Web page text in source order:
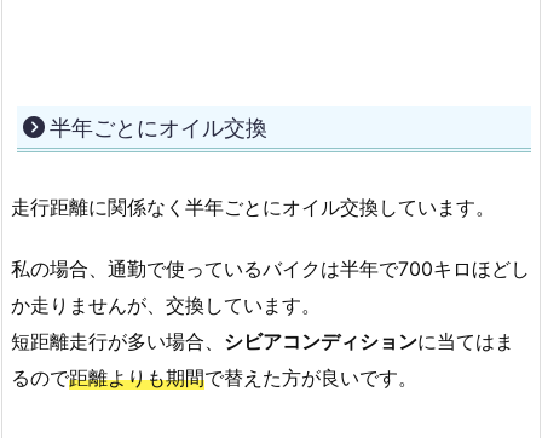
半年ごとにオイル交換
走行距離に関係なく半年ごとにオイル交換しています。
私の場合、通勤で使っているバイクは半年で700キロほどし
か走りませんが、交換しています。
短距離走行が多い場合、 シビアコンディションに当てはま
るので距離よりも期間で替えた方が良いです。